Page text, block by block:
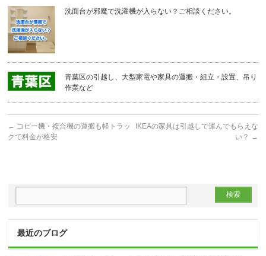
洗面台が邪魔で洗濯機が入らない？ご相談ください。
青葉区の引越し、大型家電や家具の運搬・組立・設置、吊り
作業など
← コピー機・複合機の運搬も軽トラッ
クで料金が格安
IKEAの家具は引越しで運んでもらえな
い？ →
最近のブログ